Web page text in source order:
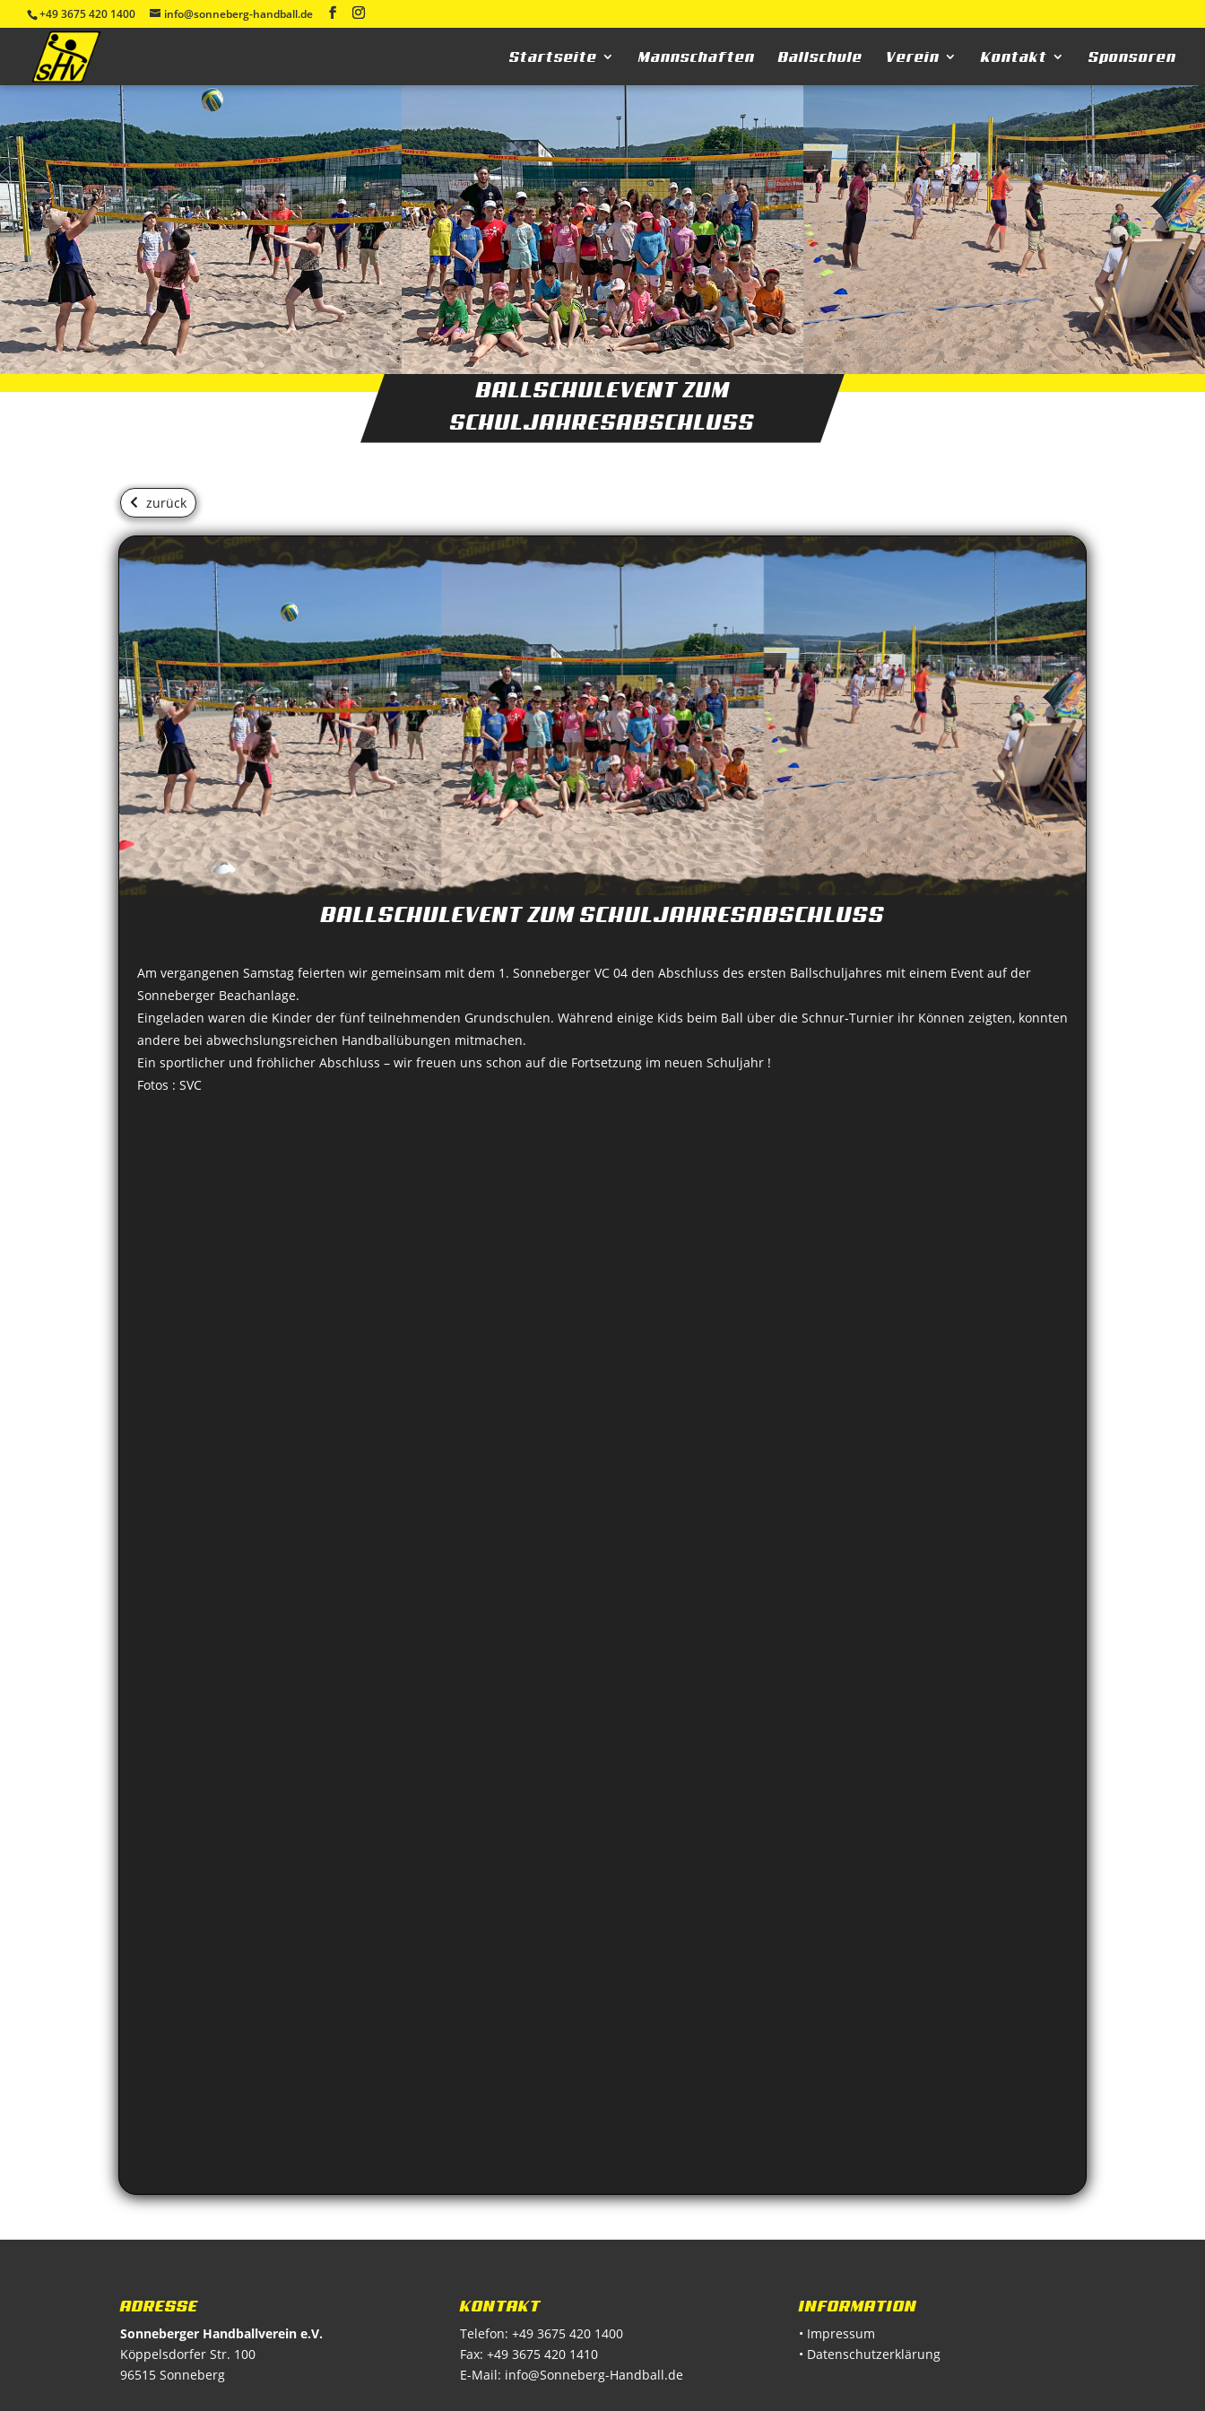
+49 3675 420 1400 info@sonneberg-handball.de
Startseite Mannschaften Ballschule Verein Kontakt Sponsoren
BALLSCHULEVENT ZUM
SCHULJAHRESABSCHLUSS
zurück
BALLSCHULEVENT ZUM SCHULJAHRESABSCHLUSS
Am vergangenen Samstag feierten wir gemeinsam mit dem 1. Sonneberger VC 04 den Abschluss des ersten Ballschuljahres mit einem Event auf der
Sonneberger Beachanlage.
Eingeladen waren die Kinder der fünf teilnehmenden Grundschulen. Während einige Kids beim Ball über die Schnur-Turnier ihr Können zeigten, konnten
andere bei abwechslungsreichen Handballübungen mitmachen.
Ein sportlicher und fröhlicher Abschluss – wir freuen uns schon auf die Fortsetzung im neuen Schuljahr !
Fotos : SVC
ADRESSE
Sonneberger Handballverein e.V.
Köppelsdorfer Str. 100
96515 Sonneberg
KONTAKT
Telefon: +49 3675 420 1400
Fax: +49 3675 420 1410
E-Mail: info@Sonneberg-Handball.de
INFORMATION
• Impressum
• Datenschutzerklärung